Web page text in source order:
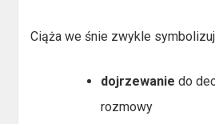
Ciąża we śnie zwykle
dojrzewanie do
rozmowy